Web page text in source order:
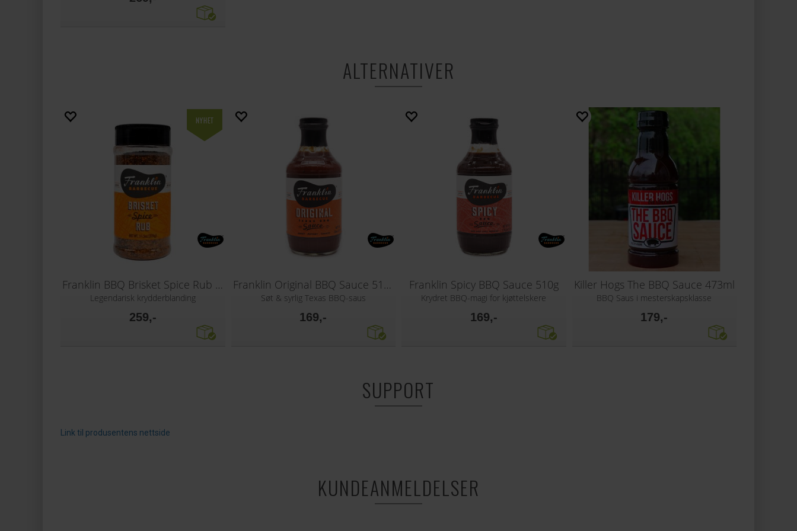
ALTERNATIVER
Franklin BBQ Brisket Spice Rub 326g
Legendarisk krydderblanding
259,-
Franklin Original BBQ Sauce 510g
Søt & syrlig Texas BBQ-saus
169,-
Franklin Spicy BBQ Sauce 510g
Krydret BBQ-magi for kjøttelskere
169,-
Killer Hogs The BBQ Sauce 473ml
BBQ Saus i mesterskapsklasse
179,-
SUPPORT
Link til produsentens nettside
KUNDEANMELDELSER